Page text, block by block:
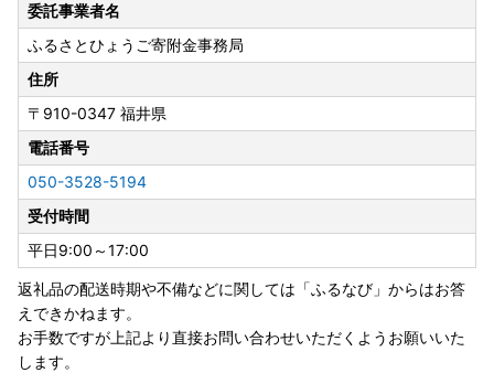
※ご注意事項※
兵庫県内に住民票登録がある方は、返礼品をお送りすること
は出来ませんのでご注意ください。
―――――――――――――――――――――――――――
―――
【お盆期間中の配送・お問い合わせについてのお知らせ】
いつも兵庫県への温かいご寄附をいただき、誠にありがとう
ございます。
お盆期間中の「返礼品の発送」および「お問い合わせ」につ
きまして、下記の通りご案内いたします。
■返礼品の配送休止期間： 8月8日（土）～ 8月16日（日）
※一部の事業者では期間中も発送を行う場合がございます。
委託事業者名
ふるさとひょうご寄附金事務局
住所
〒910-0347 福井県
電話番号
050-3528-5194
受付時間
平日9:00～17:00
返礼品の配送時期や不備などに関しては「ふるなび」からはお答
えできかねます。
お手数ですが上記より直接お問い合わせいただくようお願いいた
します。